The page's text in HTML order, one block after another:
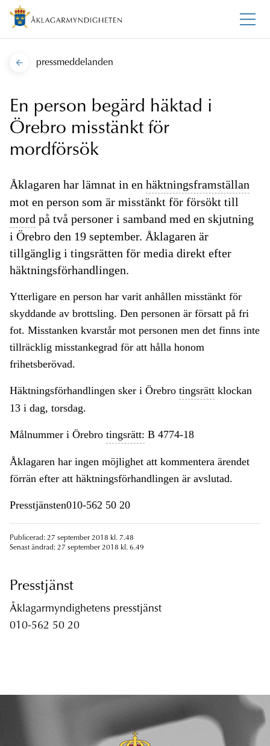
pressmeddelanden
En person begärd häktad i
Örebro misstänkt för
mordförsök
Åklagaren har lämnat in en häktningsframställan
mot en person som är misstänkt för försökt till
mord på två personer i samband med en skjutning
i Örebro den 19 september. Åklagaren är
tillgänglig i tingsrätten för media direkt efter
häktningsförhandlingen.
Ytterligare en person har varit anhållen misstänkt för
skyddande av brottsling. Den personen är försatt på fri
fot. Misstanken kvarstår mot personen men det finns inte
tillräcklig misstankegrad för att hålla honom
frihetsberövad.
Häktningsförhandlingen sker i Örebro tingsrätt klockan
13 i dag, torsdag.
Målnummer i Örebro tingsrätt: B 4774-18
Åklagaren har ingen möjlighet att kommentera ärendet
förrän efter att häktningsförhandlingen är avslutad.
Presstjänsten010-562 50 20
Publicerad: 27 september 2018 kl. 7.48
Senast ändrad: 27 september 2018 kl. 6.49
Presstjänst
Åklagarmyndighetens presstjänst
010-562 50 20